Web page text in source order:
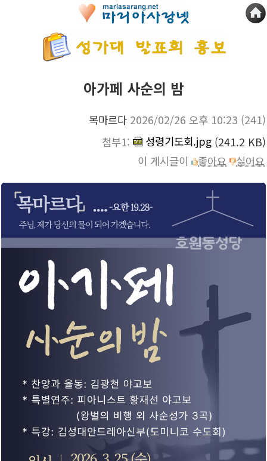
아가페 사순의 밤
목마르다 2026/02/26 오후 10:23 (241)
첨부1:
성령기도회.jpg (241.2 KB)
이 게시글이
좋아요 싫어요